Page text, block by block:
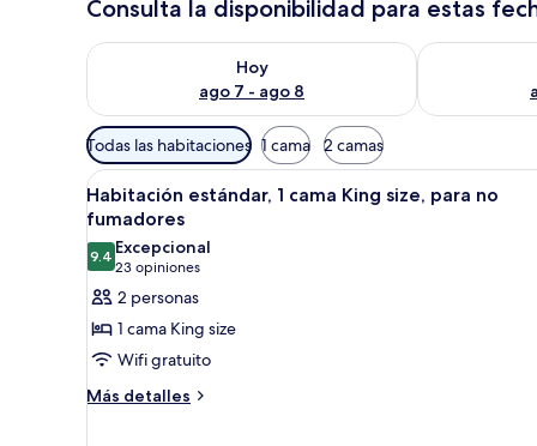
Consulta la disponibilidad para estas
Hoy
ago 7 - ago 8
Consulta la disponibilidad para hoy ago 7 - ago 8
Consulta la
Filtros
disponibles
para
las
habitaciones
Todas las habitaciones 1 cama 2 camas
Abrir
todas
las
fotos
de
Habitación
estándar,
cama
Una habitación de hotel con
25
Habitación estándar, 1 cama King size, para no
fumadores
9.49.4 de 10
Excepcional
23 opiniones
(23
opiniones)
2 personas
1 cama King size
Wifi gratuito
Más detalles
Más